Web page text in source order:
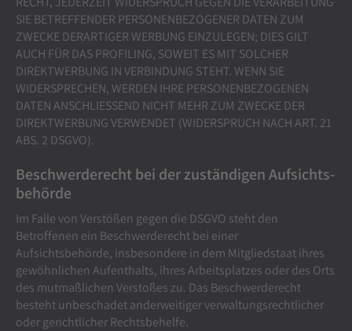
SIE BETREFFENDER PERSONENBEZOGENER DATEN ZUM
ZWECKE DERARTIGER WERBUNG EINZULEGEN; DIES GILT
AUCH FÜR DAS PROFILING, SOWEIT ES MIT SOLCHER
DIREKTWERBUNG IN VERBINDUNG STEHT. WENN SIE
WIDERSPRECHEN, WERDEN IHRE PERSONENBEZOGENEN
DATEN ANSCHLIESSEND NICHT MEHR ZUM ZWECKE DER
DIREKTWERBUNG VERWENDET (WIDERSPRUCH NACH ART. 21
ABS. 2 DSGVO).
Beschwerde­recht bei der zuständigen Aufsichts­
behörde
Im Falle von Verstößen gegen die DSGVO steht den
Betroffenen ein Beschwerderecht bei einer
Aufsichtsbehörde, insbesondere in dem Mitgliedstaat ihres
gewöhnlichen Aufenthalts, ihres Arbeitsplatzes oder des Orts
des mutmaßlichen Verstoßes zu. Das Beschwerderecht
besteht unbeschadet anderweitiger verwaltungsrechtlicher
oder gerichtlicher Rechtsbehelfe.